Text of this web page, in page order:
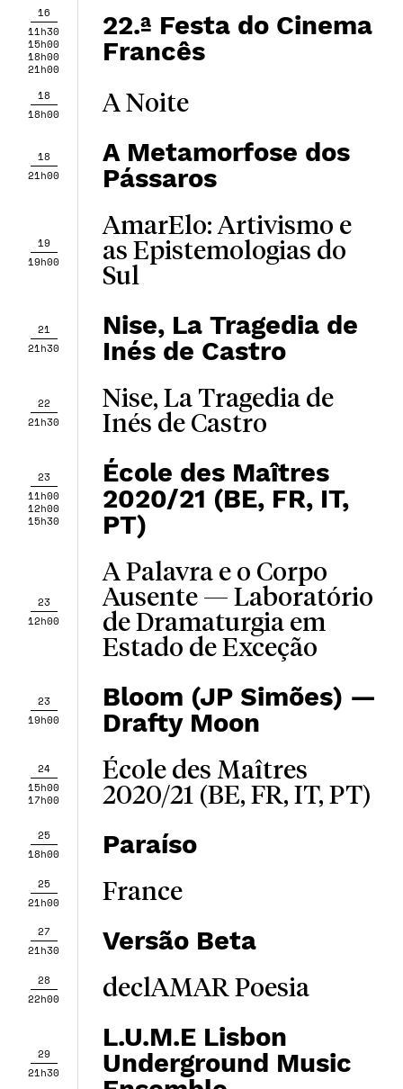
16
11h30
15h00
18h00
21h00
22.ª Festa do Cinema
Francês
18
18h00
A Noite
18
21h00
A Metamorfose dos
Pássaros
19
19h00
AmarElo: Artivismo e
as Epistemologias do
Sul
21
21h30
Nise, La Tragedia de
Inés de Castro
22
21h30
Nise, La Tragedia de
Inés de Castro
23
11h00
12h00
15h30
École des Maîtres
2020/21 (BE, FR, IT,
PT)
23
12h00
A Palavra e o Corpo
Ausente — Laboratório
de Dramaturgia em
Estado de Exceção
23
19h00
Bloom (JP Simões) —
Drafty Moon
24
15h00
17h00
École des Maîtres
2020/21 (BE, FR, IT, PT)
25
18h00
Paraíso
25
21h00
France
27
21h30
Versão Beta
28
22h00
declAMAR Poesia
29
21h30
L.U.M.E Lisbon
Underground Music